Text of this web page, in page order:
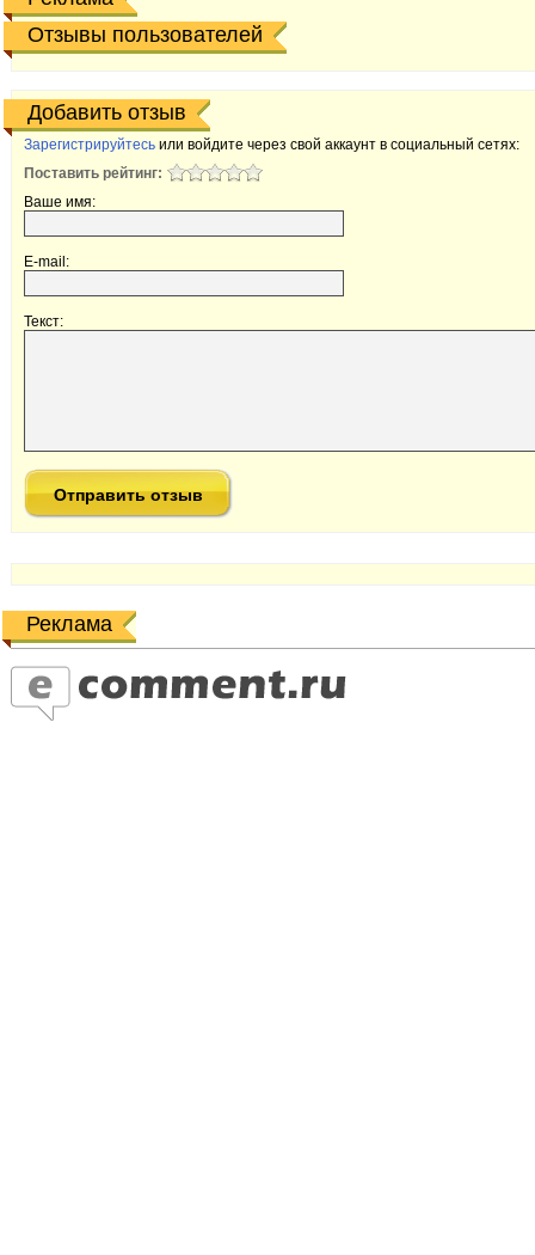
Отзывы пользователей
Добавить отзыв
Зарегистрируйтесь или войдите через свой аккаунт в социальный сетях:
Поставить рейтинг:
Ваше имя:
E-mail:
Текст:
Реклама